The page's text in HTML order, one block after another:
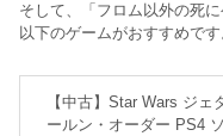
そして、「フロム以外の死
以下のゲームがおすすめです
【中古】Star Wars ジェ
ールン・オーダー PS4